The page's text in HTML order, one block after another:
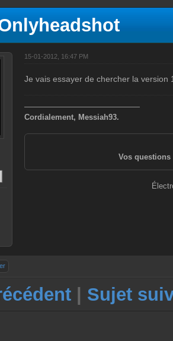
15-01-2012, 16:47 PM
Je vais essayer de chercher la
———————————————
Cordialement, Messiah93.
Vos questions
Sujet